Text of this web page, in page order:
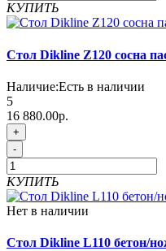
КУПИТЬ
Стол Dikline Z120 сосна
Наличие:Есть в наличии
5
16 880.00р.
+
-
КУПИТЬ
Нет в наличии
Стол Dikline L110 бетон/